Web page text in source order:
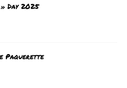
Day 2025
Paquerette